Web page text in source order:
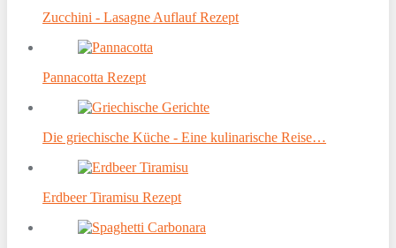
Zucchini - Lasagne Auflauf Rezept
Pannacotta Rezept
Die griechische Küche - Eine kulinarische Reise…
Erdbeer Tiramisu Rezept